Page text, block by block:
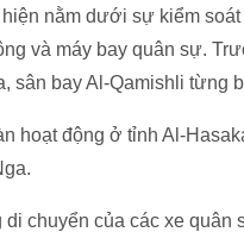
nằm dưới sự kiểm
và máy bay quân sự.
sân bay Al-Qamishli từng
hoạt động ở tỉnh Al-
chuyển của các xe quân